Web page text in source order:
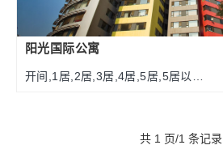
阳光国际公寓
开间,1居,2居,3居,4居,5居,5居以上
共 1 页/1 条记录